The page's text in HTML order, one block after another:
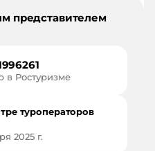
представителем
в Ростуризме
туроператоров
2025 г.